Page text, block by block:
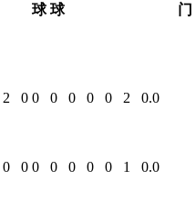
球 球
门
2 0 0 0 0 0 0 2 0.0
0 0 0 0 0 0 0 1 0.0